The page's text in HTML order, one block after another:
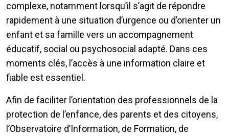
complexe, notamment lorsqu’il s’agit de répondre
rapidement à une situation d’urgence ou d’orienter un
enfant et sa famille vers un accompagnement
éducatif, social ou psychosocial adapté. Dans ces
moments clés, l’accès à une information claire et
fiable est essentiel.
Afin de faciliter l’orientation des professionnels de la
protection de l’enfance, des parents et des citoyens,
l’Observatoire d’Information, de Formation, de